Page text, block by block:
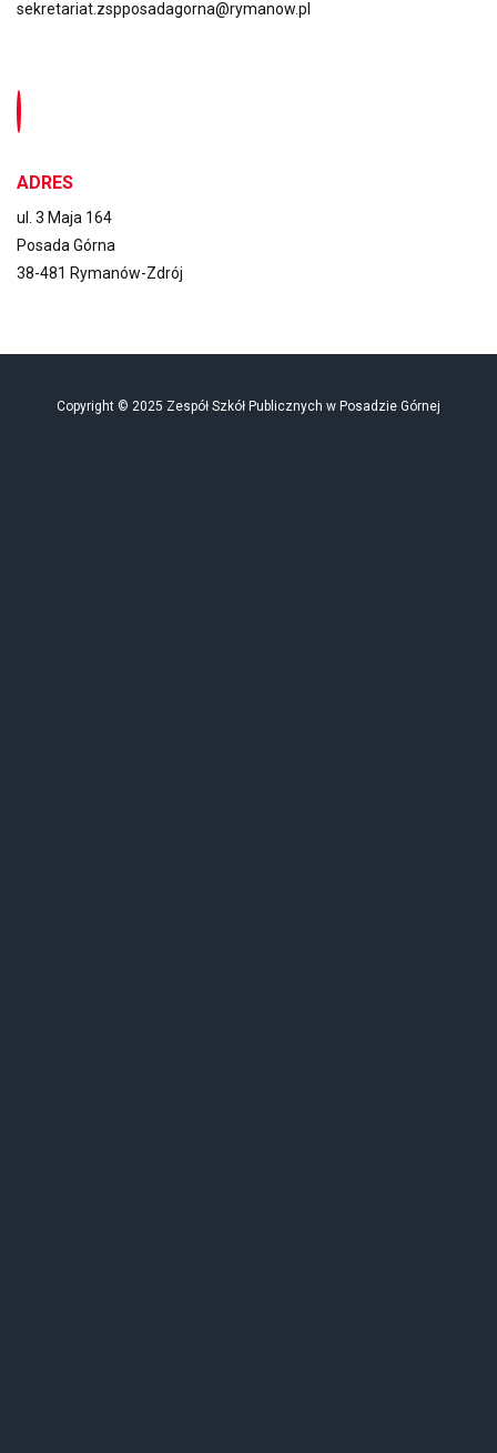
sekretariat.zspposadagorna@rymanow.pl
ADRES
ul. 3 Maja 164
Posada Górna
38-481 Rymanów-Zdrój
Copyright © 2025 Zespół Szkół Publicznych w Posadzie Górnej